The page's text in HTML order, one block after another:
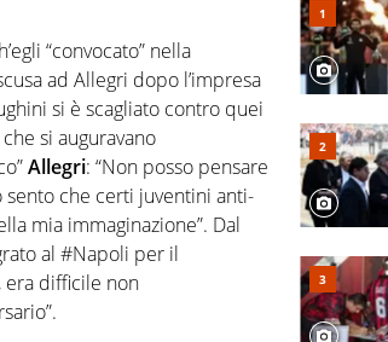
“convocato” nella
ad Allegri dopo l’impresa
si è scagliato contro quei
si auguravano
Allegri: “Non posso pensare
che certi juventini anti-
mia immaginazione”. Dal
al #Napoli per il
era difficile non